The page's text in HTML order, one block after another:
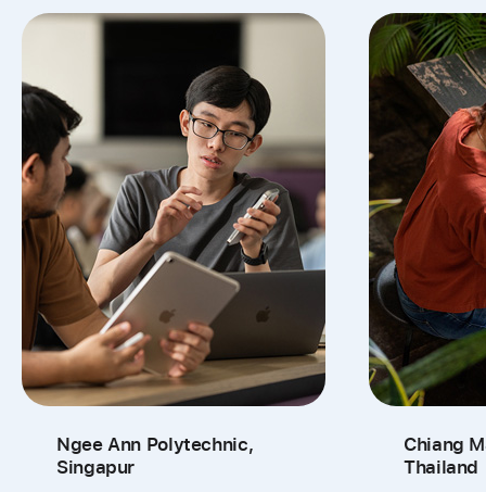
Ngee Ann Polytechnic,
Singapur
Chiang
Thailand